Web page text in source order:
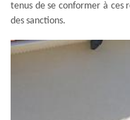
tenus de se conformer à ces
des sanctions.